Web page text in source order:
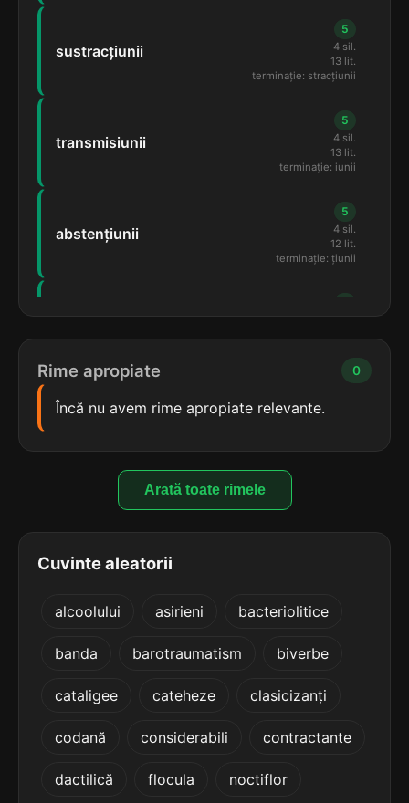
sustracțiunii
5
4 sil.
13 lit.
terminație: stracțiunii
transmisiunii
5
4 sil.
13 lit.
terminație: iunii
abstențiunii
5
4 sil.
12 lit.
terminație: țiunii
4 sil.
complexiunii
compulsiunii
terminație: iunii
contențiunii
contorsiunii
Rime apropiate 0
Încă nu avem rime apropiate relevante.
Arată toate rimele
Cuvinte aleatorii
alcoolului asirieni bacteriolitice
banda barotraumatism biverbe
cataligee cateheze clasicizanți
codană considerabili contractante
dactilică flocula noctiflor